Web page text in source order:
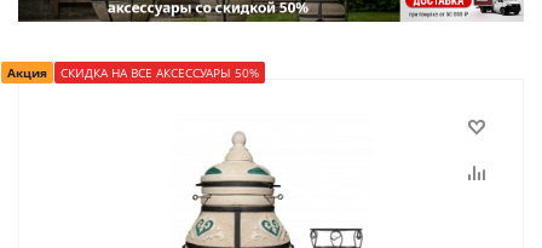
Акция СКИДКА НА ВСЕ АКСЕССУАРЫ 50%